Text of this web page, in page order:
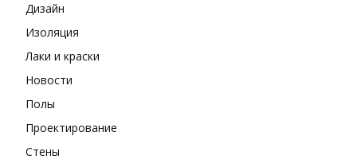
Дизайн
Изоляция
Лаки и краски
Новости
Полы
Проектирование
Стены